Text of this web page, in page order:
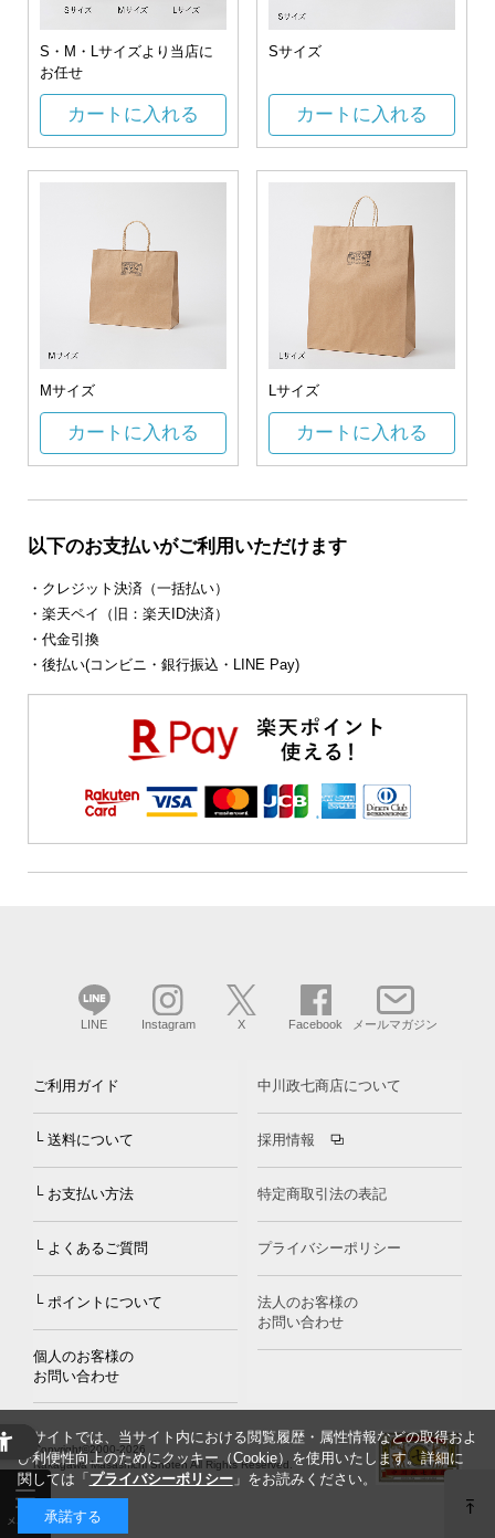
S・M・Lサイズより当店に
お任せ
カートに入れる
Sサイズ
カートに入れる
Mサイズ
カートに入れる
Lサイズ
カートに入れる
以下のお支払いがご利用いただけます
・クレジット決済（一括払い）
・楽天ペイ（旧：楽天ID決済）
・代金引換
・後払い(コンビニ・銀行振込・LINE Pay)
LINE Instagram X Facebook メールマガジン
ご利用ガイド
└ 送料について
└ お支払い方法
└ よくあるご質問
└ ポイントについて
個人のお客様の
お問い合わせ
中川政七商店について
採用情報
特定商取引法の表記
プライバシーポリシー
法人のお客様の
お問い合わせ
Copyright©2000-2026
Nakagawa Masashichi Shoten All Rights Reserved.
当サイトでは、当サイト内における閲覧履歴・属性情報などの取得およ
び利便性向上のためにクッキー（Cookie）を使用いたします。詳細に
関しては「 プライバシーポリシー」をお読みください。
承諾する